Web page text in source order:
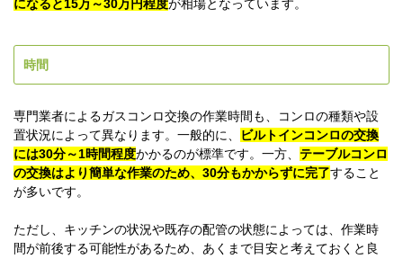
になると15万～30万円程度が相場となっています。
時間
専門業者によるガスコンロ交換の作業時間も、コンロの種類や設
置状況によって異なります。一般的に、
ビルトインコンロの交換
には30分～1時間程度かかるのが標準です。一方、 テーブルコンロ
の交換はより簡単な作業のため、30分もかからずに完了すること
が多いです。
ただし、キッチンの状況や既存の配管の状態によっては、作業時
間が前後する可能性があるため、あくまで目安と考えておくと良